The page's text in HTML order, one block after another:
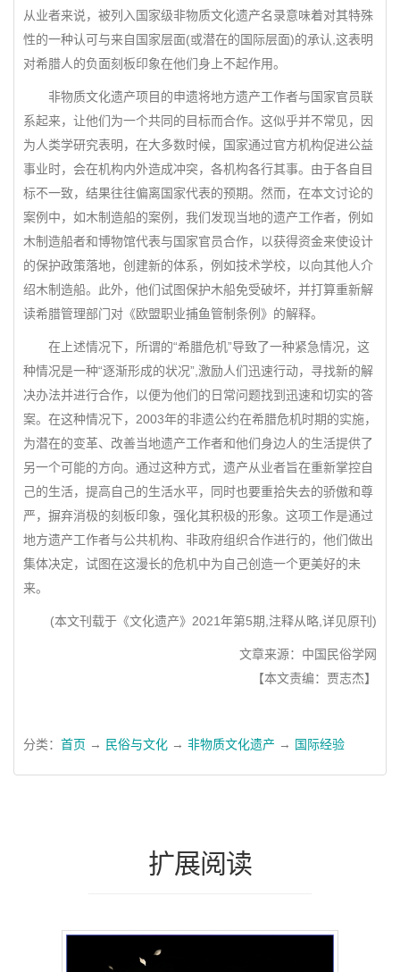
从业者来说，被列入国家级非物质文化遗产名录意味着对其特殊
性的一种认可与来自国家层面(或潜在的国际层面)的承认,这表明
对希腊人的负面刻板印象在他们身上不起作用。
非物质文化遗产项目的申遗将地方遗产工作者与国家官员联
系起来，让他们为一个共同的目标而合作。这似乎并不常见，因
为人类学研究表明，在大多数时候，国家通过官方机构促进公益
事业时，会在机构内外造成冲突，各机构各行其事。由于各自目
标不一致，结果往往偏离国家代表的预期。然而，在本文讨论的
案例中，如木制造船的案例，我们发现当地的遗产工作者，例如
木制造船者和博物馆代表与国家官员合作，以获得资金来使设计
的保护政策落地，创建新的体系，例如技术学校，以向其他人介
绍木制造船。此外，他们试图保护木船免受破坏，并打算重新解
读希腊管理部门对《欧盟职业捕鱼管制条例》的解释。
在上述情况下，所谓的“希腊危机”导致了一种紧急情况，这
种情况是一种“逐渐形成的状况”,激励人们迅速行动，寻找新的解
决办法并进行合作，以便为他们的日常问题找到迅速和切实的答
案。在这种情况下，2003年的非遗公约在希腊危机时期的实施，
为潜在的变革、改善当地遗产工作者和他们身边人的生活提供了
另一个可能的方向。通过这种方式，遗产从业者旨在重新掌控自
己的生活，提高自己的生活水平，同时也要重拾失去的骄傲和尊
严，摒弃消极的刻板印象，强化其积极的形象。这项工作是通过
地方遗产工作者与公共机构、非政府组织合作进行的，他们做出
集体决定，试图在这漫长的危机中为自己创造一个更美好的未
来。
(本文刊载于《文化遗产》2021年第5期,注释从略,详见原刊)
文章来源：中国民俗学网
【本文责编：贾志杰】
分类： 首页 → 民俗与文化 → 非物质文化遗产 → 国际经验
扩展阅读